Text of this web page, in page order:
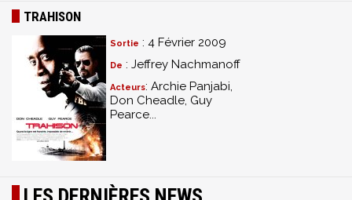
TRAHISON
Sortie : 4 Février 2009
De : Jeffrey Nachmanoff
Acteurs: Archie Panjabi,
Don Cheadle, Guy
Pearce...